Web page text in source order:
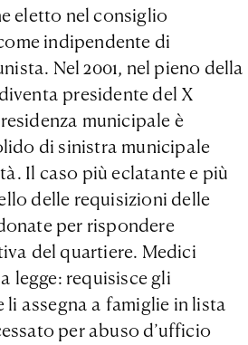
eletto nel consiglio
indipendente di
Nel 2001, nel pieno della
presidente del X
municipale è
di sinistra municipale
Il caso più eclatante e più
delle requisizioni delle
per rispondere
del quartiere. Medici
legge: requisisce gli
assegna a famiglie in lista
per abuso d’ufficio